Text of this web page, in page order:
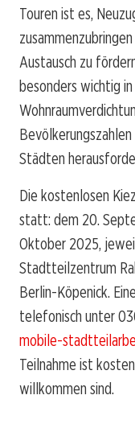
Touren ist es,
Austausch zu
besonders wichtig
Städten
Die kostenlosen
statt: dem 20.
Oktober 2025,
Stadtteilzentrum
Berlin-Köpenick.
telefonisch unter
mobile-
Teilnahme ist
willkommen sind.